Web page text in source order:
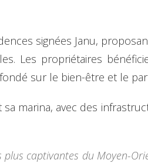
signées Janu,
Les propriétaires
sur le bien-être et le
marina, avec des
plus captivantes du Moyen-